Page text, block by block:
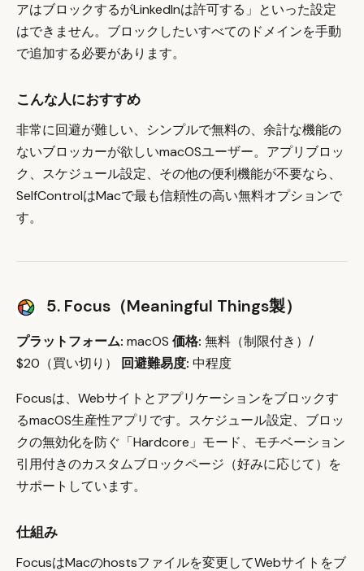
アはブロックするがLinkedInは許可する」といった設定
はできません。ブロックしたいすべてのドメインを手動
で追加する必要があります。
こんな人におすすめ
非常に回避が難しい、シンプルで無料の、余計な機能の
ないブロッカーが欲しいmacOSユーザー。アプリブロッ
ク、スケジュール設定、その他の便利機能が不要なら、
SelfControlはMacで最も信頼性の高い無料オプションで
す。
5. Focus（Meaningful Things製）
プラットフォーム: macOS 価格: 無料（制限付き）/
$20（買い切り）
回避難易度: 中程度
Focusは、Webサイトとアプリケーションをブロックす
るmacOS生産性アプリです。スケジュール設定、ブロッ
クの無効化を防ぐ「Hardcore」モード、モチベーション
引用付きのカスタムブロックページ（好みに応じて）を
サポートしています。
仕組み
FocusはMacのhostsファイルを変更してWebサイトをブ